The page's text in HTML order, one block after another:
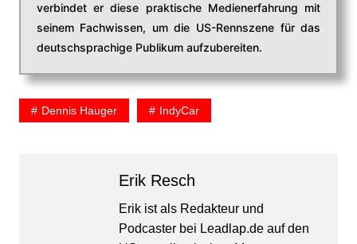
verbindet er diese praktische Medienerfahrung mit
seinem Fachwissen, um die US-Rennszene für das
deutschsprachige Publikum aufzubereiten.
Dennis Hauger IndyCar
Erik Resch
Erik ist als Redakteur und
Podcaster bei Leadlap.de auf den